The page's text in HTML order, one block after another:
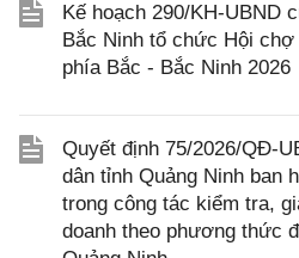
Kế hoạch 290/KH-UBND
Bắc Ninh tổ chức Hội
phía Bắc - Bắc Ninh 2026
Quyết định 75/2026/QĐ-
dân tỉnh Quảng Ninh ban
trong công tác kiểm tra,
doanh theo phương thức